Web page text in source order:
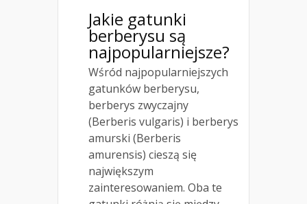
Jakie gatunki
berberysu są
najpopularniejsze?
Wśród najpopularniejszych
gatunków berberysu,
berberys zwyczajny
(Berberis vulgaris) i berberys
amurski (Berberis
amurensis) cieszą się
największym
zainteresowaniem. Oba te